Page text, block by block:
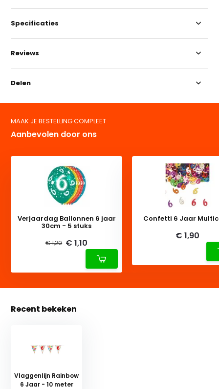
Specificaties
Reviews
Delen
MAAK JE BESTELLING COMPLEET
Aanbevolen door ons
Verjaardag Ballonnen 6 jaar
30cm - 5 stuks
€ 1,20 € 1,10
Confetti 6 Jaar
€ 1,90
Recent bekeken
Vlaggenlijn Rainbow
6 Jaar - 10 meter